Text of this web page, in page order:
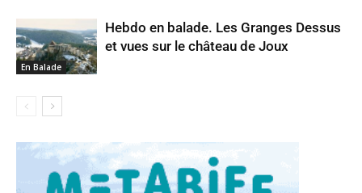
En Balade
Hebdo en balade. Les Granges Dessus
et vues sur le château de Joux